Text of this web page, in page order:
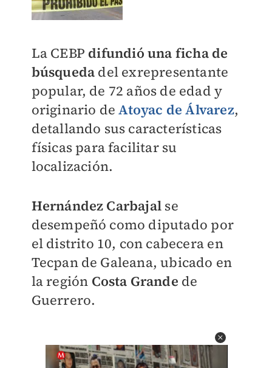
La CEBP difundió una ficha de
búsqueda del exrepresentante
popular, de 72 años de edad y
originario deAtoyac de Álvarez,
detallando sus características
físicas para facilitar su
localización.
Hernández Carbajal se
desempeñó como diputado por
el distrito 10, con cabecera en
Tecpan de Galeana, ubicado en
la región Costa Grande de
Guerrero.